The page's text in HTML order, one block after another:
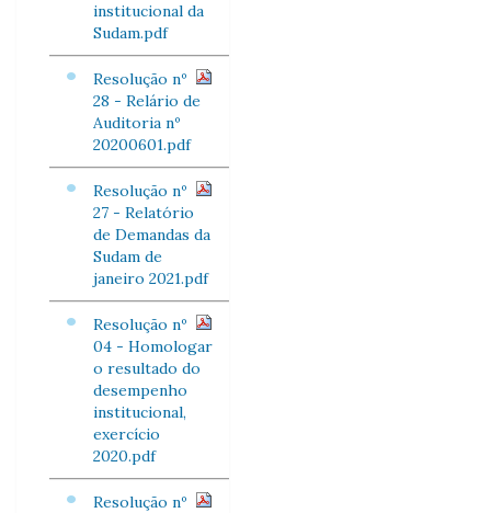
institucional da
Sudam.pdf
Resolução nº
28 - Relário de
Auditoria nº
20200601.pdf
Resolução nº
27 - Relatório
de Demandas da
Sudam de
janeiro 2021.pdf
Resolução nº
04 - Homologar
o resultado do
desempenho
institucional,
exercício
2020.pdf
Resolução nº